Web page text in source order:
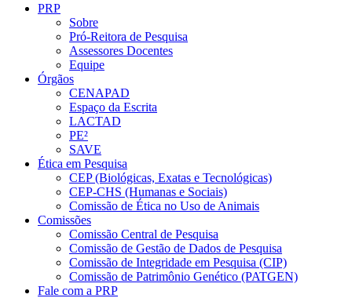
PRP
Sobre
Pró-Reitora de Pesquisa
Assessores Docentes
Equipe
Órgãos
CENAPAD
Espaço da Escrita
LACTAD
PE²
SAVE
Ética em Pesquisa
CEP (Biológicas, Exatas e Tecnológicas)
CEP-CHS (Humanas e Sociais)
Comissão de Ética no Uso de Animais
Comissões
Comissão Central de Pesquisa
Comissão de Gestão de Dados de Pesquisa
Comissão de Integridade em Pesquisa (CIP)
Comissão de Patrimônio Genético (PATGEN)
Fale com a PRP